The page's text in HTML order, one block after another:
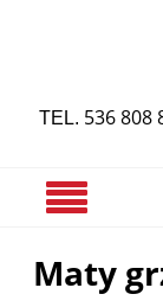
TEL. 536 808
Maty